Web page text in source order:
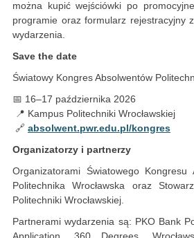
można kupić wejściówki po
programie oraz formularz rejestracyjny
wydarzenia.
Save the date
Światowy Kongres Absolwentów
📅 16–17 października 2026
📍 Kampus Politechniki Wrocławskiej
🔗 absolwent.pwr.edu.pl/kongres
Organizatorzy i partnerzy
Organizatorami Światowego Kongresu
Politechnika Wrocławska oraz
Politechniki Wrocławskiej.
Partnerami wydarzenia są: PKO Bank